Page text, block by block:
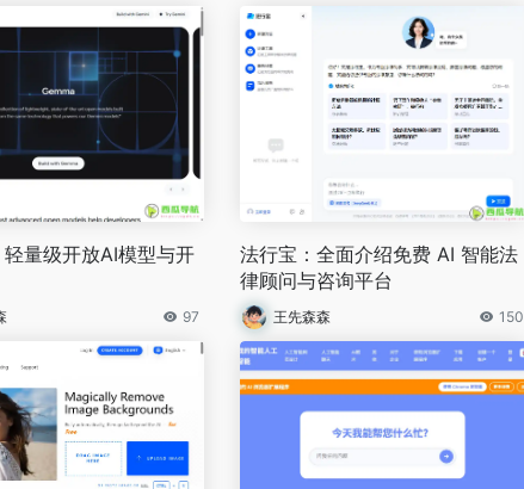
量级开放AI模型与开
97
法行宝：全面介绍免费 AI 智能法
律顾问与咨询平台
王先森森 150